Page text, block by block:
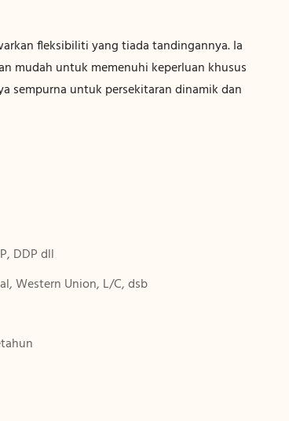
fleksibiliti yang tiada tandingannya. Ia
mudah untuk memenuhi keperluan khusus
sempurna untuk persekitaran dinamik dan
DDP dll
Western Union, L/C, dsb